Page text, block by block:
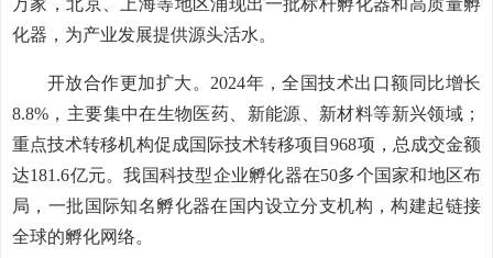
万家，北京、上海等地区涌现出一批标杆孵化器和高质量孵
化器，为产业发展提供源头活水。
开放合作更加扩大。2024年，全国技术出口额同比增长
8.8%，主要集中在生物医药、新能源、新材料等新兴领域；
重点技术转移机构促成国际技术转移项目968项，总成交金额
达181.6亿元。我国科技型企业孵化器在50多个国家和地区布
局，一批国际知名孵化器在国内设立分支机构，构建起链接
全球的孵化网络。